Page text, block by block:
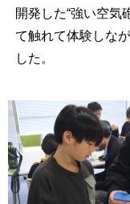
開発した“強い空気
て触れて体験しな
した。